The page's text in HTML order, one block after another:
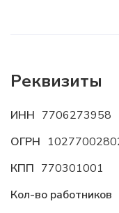
Реквизиты
ИНН 7706273958
ОГРН
КПП 770301001
Кол-во работников